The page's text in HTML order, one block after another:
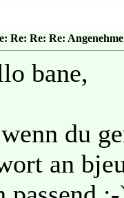
Re: Re: Re:
bane,
du
an